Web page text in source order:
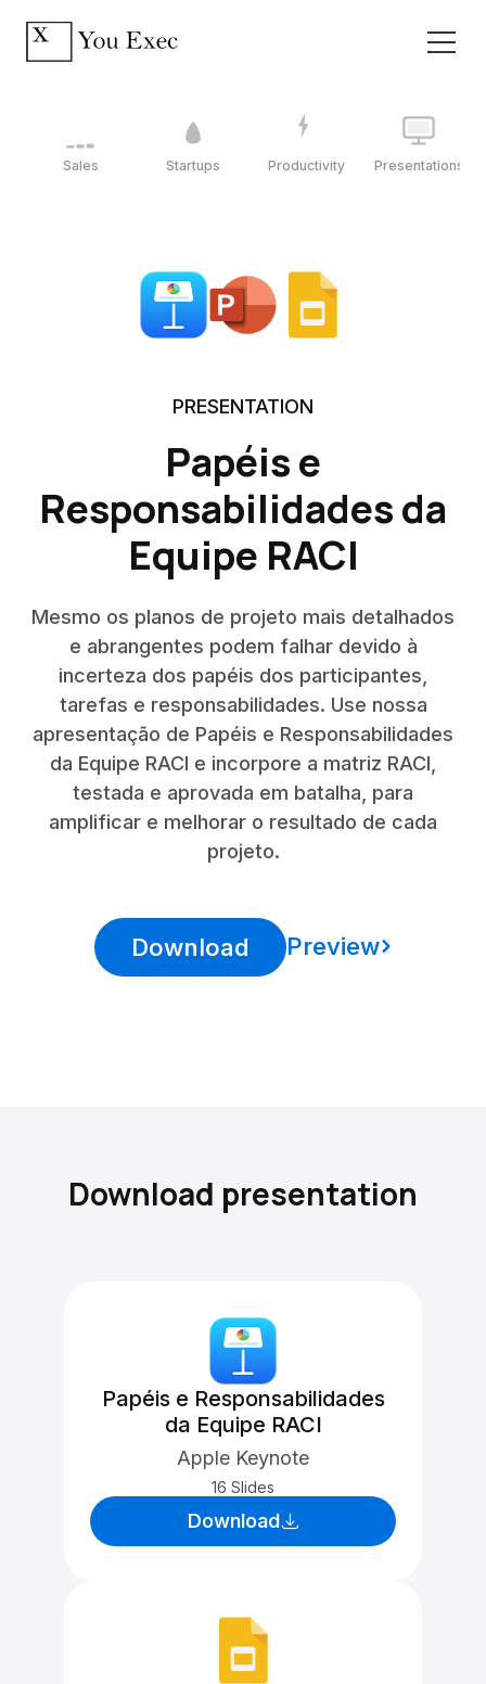
Sales Startups Productivity Presentations
PRESENTATION
Papéis e
Responsabilidades da
Equipe RACI
Mesmo os planos de projeto mais detalhados
e abrangentes podem falhar devido à
incerteza dos papéis dos participantes,
tarefas e responsabilidades. Use nossa
apresentação de Papéis e Responsabilidades
da Equipe RACI e incorpore a matriz RACI,
testada e aprovada em batalha, para
amplificar e melhorar o resultado de cada
projeto.
Download Preview
Download presentation
Papéis e Responsabilidades
da Equipe RACI
Apple Keynote
16 Slides
Download